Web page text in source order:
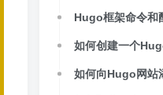
Hugo框架命令和
如何创建一个
如何向Hugo网站